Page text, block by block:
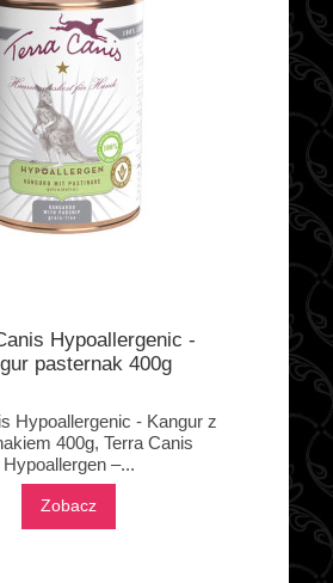
Hypoallergenic -
pasternak 400g
Hypoallergenic - Kangur z
400g, Terra Canis
Hypoallergen –...
Zobacz